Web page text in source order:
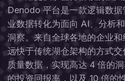
Denodo 平台是一款逻辑数
业数据转化为面向 AI、分析
洞察。来自全球各地的企业
远快于传统湖仓架构的方式
质量数据，实现高达 4 倍的
的投资回报率，以及 10 倍的